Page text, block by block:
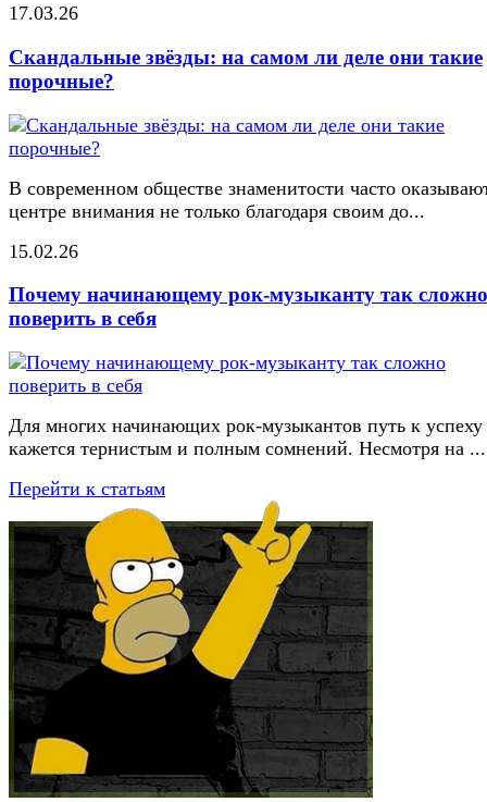
17.03.26
Скандальные звёзды: на самом ли деле они такие
порочные?
В современном обществе знаменитости часто
центре внимания не только благодаря своим до...
15.02.26
Почему начинающему рок-музыканту так сложно
поверить в себя
Для многих начинающих рок-музыкантов путь к успеху
кажется тернистым и полным сомнений. Несмотря на ...
Перейти к статьям